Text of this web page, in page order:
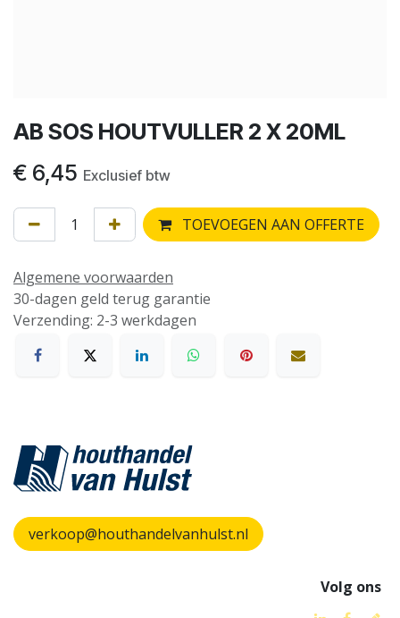
AB SOS HOUTVULLER 2 X 20ML
€ 6,45 Exclusief btw
TOEVOEGEN AAN OFFERTE
Algemene voorwaarden
30-dagen geld terug garantie
Verzending: 2-3 werkdagen
verkoop@houthandelvanhulst.nl
Volg ons